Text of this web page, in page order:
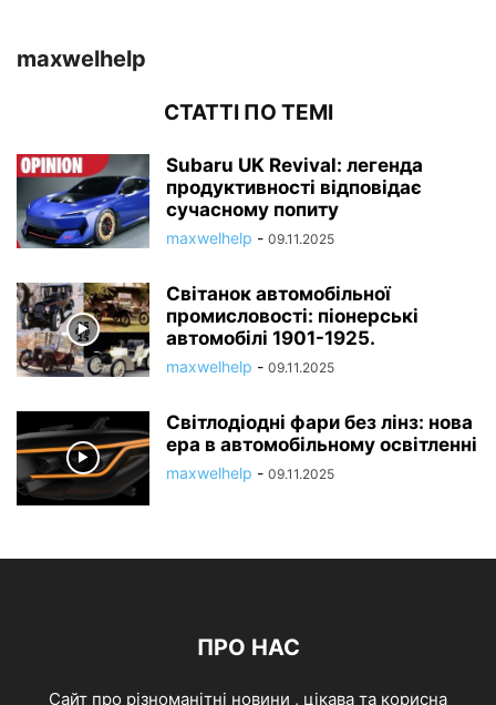
maxwelhelp
СТАТТІ ПО ТЕМІ
Subaru UK Revival: легенда
продуктивності відповідає
сучасному попиту
maxwelhelp - 09.11.2025
Світанок автомобільної
промисловості: піонерські
автомобілі 1901-1925.
maxwelhelp - 09.11.2025
Світлодіодні фари без лінз: нова
ера в автомобільному освітленні
maxwelhelp - 09.11.2025
ПРО НАС
Cайт про різноманітні новини , цікава та корисна